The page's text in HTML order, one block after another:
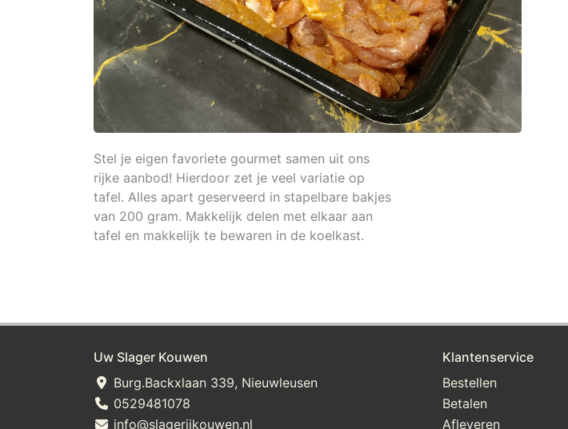
Stel je eigen favoriete gourmet samen uit ons
rijke aanbod! Hierdoor zet je veel variatie op
tafel. Alles apart geserveerd in stapelbare bakjes
van 200 gram. Makkelijk delen met elkaar aan
tafel en makkelijk te bewaren in de koelkast.
Uw Slager Kouwen
Burg.Backxlaan 339, Nieuwleusen
0529481078
info@slagerijkouwen.nl
Klantenservice
Bestellen
Betalen
Afleveren